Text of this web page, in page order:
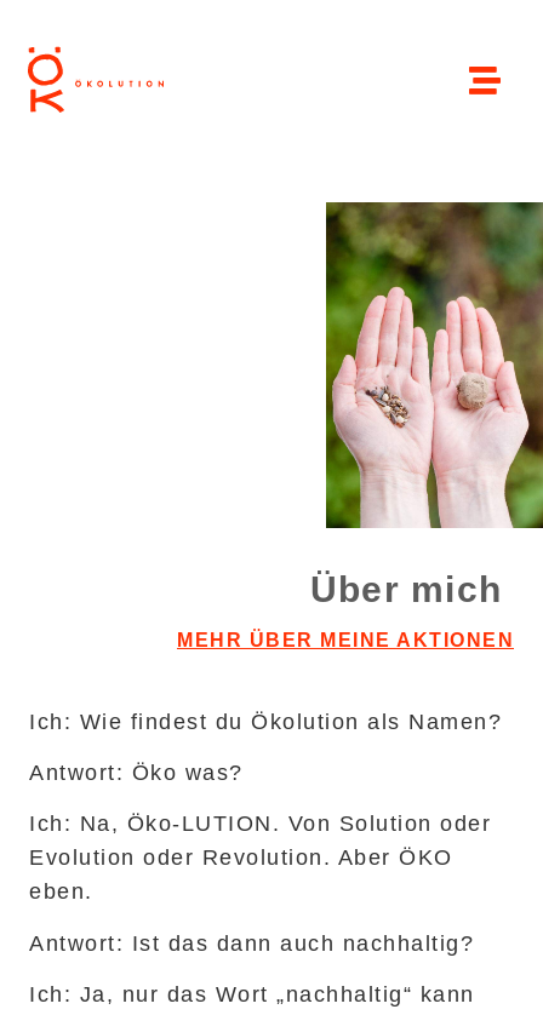
Über mich
MEHR ÜBER MEINE AKTIONEN
Ich: Wie findest du Ökolution als Namen?
Antwort: Öko was?
Ich: Na, Öko-LUTION. Von Solution oder
Evolution oder Revolution. Aber ÖKO
eben.
Antwort: Ist das dann auch nachhaltig?
Ich: Ja, nur das Wort „nachhaltig“ kann